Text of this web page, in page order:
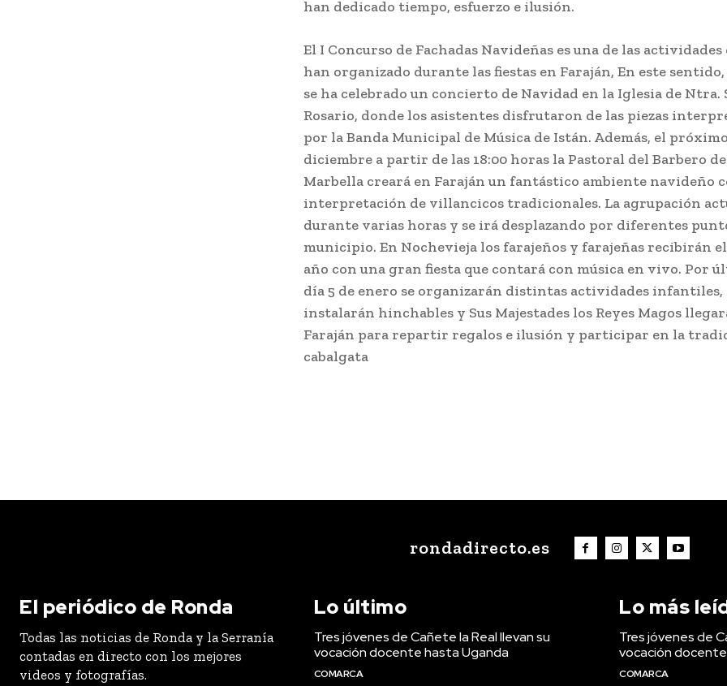
han dedicado tiempo, esfuerzo e ilusión.
El I Concurso de Fachadas Navideñas es una de las actividades
han organizado durante las fiestas en Faraján, En este
se ha celebrado un concierto de Navidad en la Iglesia de Ntra.
Rosario, donde los asistentes disfrutaron de las piezas
por la Banda Municipal de Música de Istán. Además, el
diciembre a partir de las 18:00 horas la Pastoral del Barbero de
Marbella creará en Faraján un fantástico ambiente navideño
interpretación de villancicos tradicionales. La agrupación
durante varias horas y se irá desplazando por diferentes
municipio. En Nochevieja los farajeños y farajeñas recibirán
año con una gran fiesta que contará con música en vivo. Por
día 5 de enero se organizarán distintas actividades infantiles,
instalarán hinchables y Sus Majestades los Reyes Magos
Faraján para repartir regalos e ilusión y participar en la
cabalgata
rondadirecto.es
El periódico de Ronda
Todas las noticias de Ronda y la Serranía
contadas en directo con los mejores
videos y fotografías.
Lo último
Tres jóvenes de Cañete la Real llevan su
vocación docente hasta Uganda
COMARCA
Lo más
Tres jóvenes de
vocación
COMARCA